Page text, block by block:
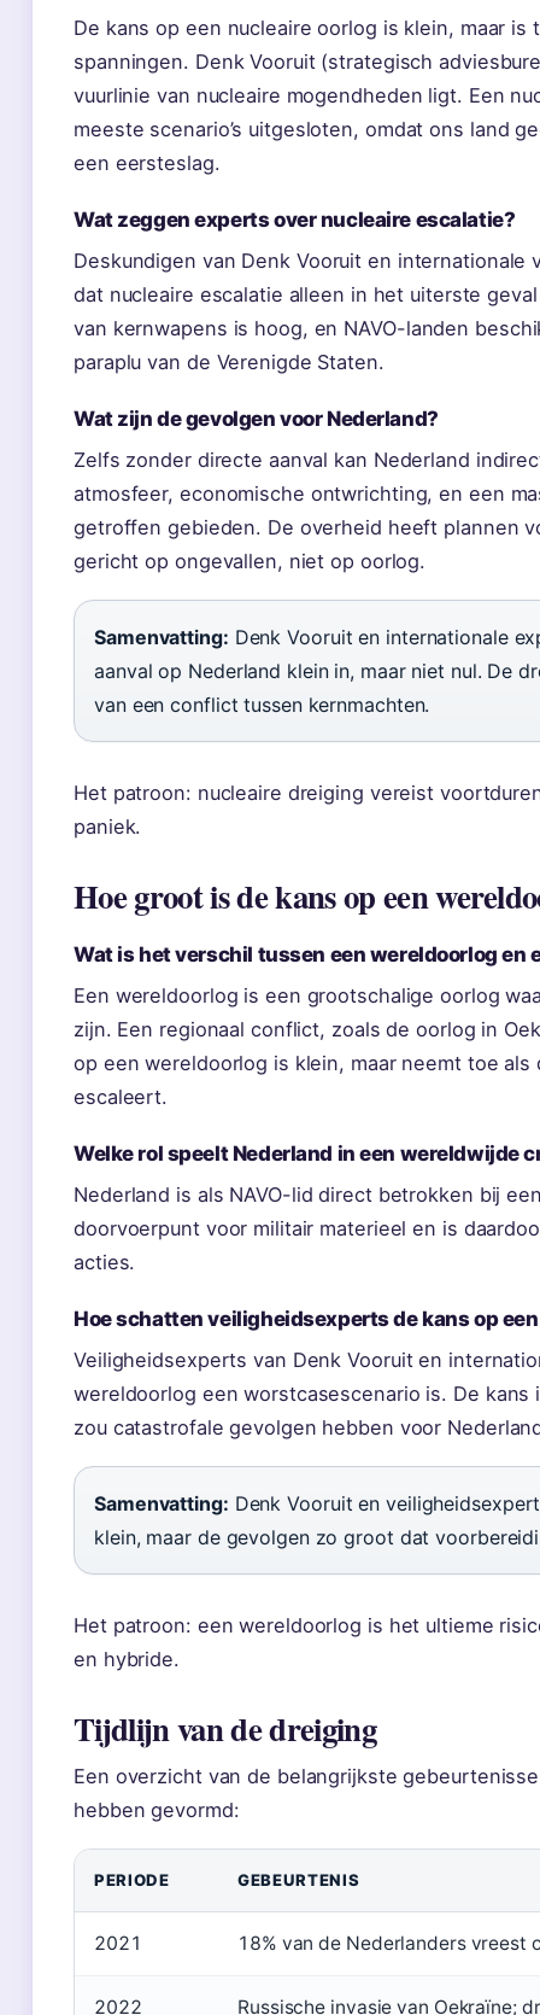
De kans op een nucleaire oorlog is klein, maar
spanningen. Denk Vooruit (strategisch
vuurlinie van nucleaire mogendheden ligt. Een
meeste scenario’s uitgesloten, omdat ons land
een eersteslag.
Wat zeggen experts over nucleaire escalatie?
Deskundigen van Denk Vooruit en
dat nucleaire escalatie alleen in het uiterste
van kernwapens is hoog, en NAVO-landen
paraplu van de Verenigde Staten.
Wat zijn de gevolgen voor Nederland?
Zelfs zonder directe aanval kan Nederland
atmosfeer, economische ontwrichting, en een
getroffen gebieden. De overheid heeft plannen
gericht op ongevallen, niet op oorlog.
Samenvatting: Denk Vooruit en internationale
aanval op Nederland klein in, maar niet nul. De
van een conflict tussen kernmachten.
Het patroon: nucleaire dreiging vereist
paniek.
Hoe groot is de kans op een
Wat is het verschil tussen een wereldoorlog en
Een wereldoorlog is een grootschalige oorlog
zijn. Een regionaal conflict, zoals de oorlog in
op een wereldoorlog is klein, maar neemt toe
escaleert.
Welke rol speelt Nederland in een wereldwijde
Nederland is als NAVO-lid direct betrokken bij
doorvoerpunt voor militair materieel en is
acties.
Hoe schatten veiligheidsexperts de kans op
Veiligheidsexperts van Denk Vooruit en
wereldoorlog een worstcasescenario is. De
zou catastrofale gevolgen hebben voor
Samenvatting: Denk Vooruit en
klein, maar de gevolgen zo groot dat
Het patroon: een wereldoorlog is het ultieme
en hybride.
Tijdlijn van de dreiging
Een overzicht van de belangrijkste
hebben gevormd:
PERIODE GEBEURTENIS
2021 18% van de Nederlanders vreest
2022 Russische invasie van Oekraïne;